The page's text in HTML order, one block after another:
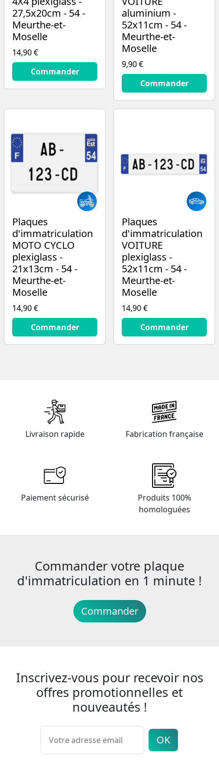
27,5x20cm - 54 -
Meurthe-et-
Moselle
14,90 €
14.9
€Commander
aluminium -
52x11cm - 54 -
Meurthe-et-
Moselle
9,90 €
9.9
Commander
Plaques
d'immatriculation
MOTO CYCLO
plexiglass -
21x13cm - 54 -
Meurthe-et-
Moselle
14,90 €
14.9
€Commander
Plaques
d'immatriculation
VOITURE
plexiglass -
52x11cm - 54 -
Meurthe-et-
Moselle
14,90 €
14.9
€Commander
Livraison rapide Fabrication française
Paiement sécurisé
Produits 100%
homologuées
Commander votre plaque
d'immatriculation en 1 minute !
Commander
Inscrivez-vous pour recevoir nos
offres promotionnelles et
nouveautés !
OK